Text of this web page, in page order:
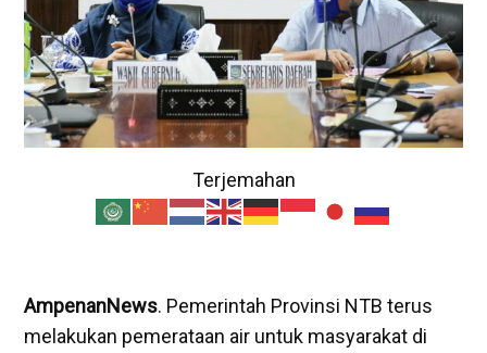
Terjemahan
AmpenanNews. Pemerintah Provinsi NTB terus
melakukan pemerataan air untuk masyarakat di